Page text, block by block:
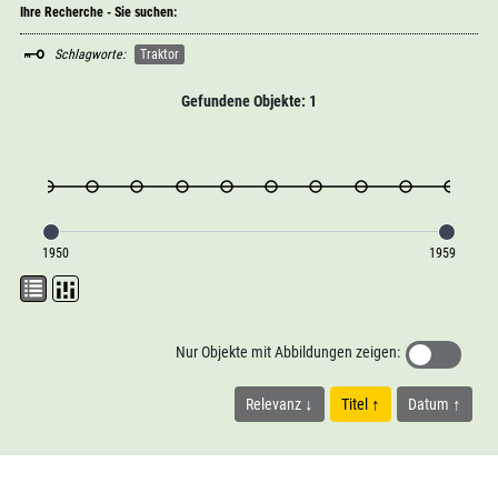
Gefundene Objekte: 1
1950 1959
Relevanz Titel Datum
Nur Objekte mit Abbildungen zeigen:
Ihre Recherche - Sie suchen:
Schlagworte: Traktor